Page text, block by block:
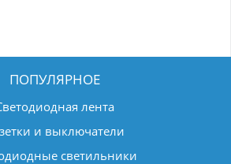
ПОПУЛЯРНОЕ
лента
и выключатели
светильники